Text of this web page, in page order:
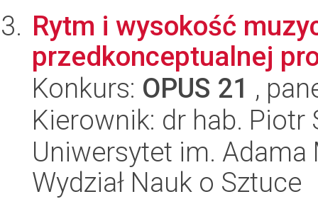
Rytm i wysokość
przedkonceptualnej
Konkurs: OPUS 21 ,
Kierownik: dr hab. Piotr
Uniwersytet im.
Wydział Nauk o Sztuce